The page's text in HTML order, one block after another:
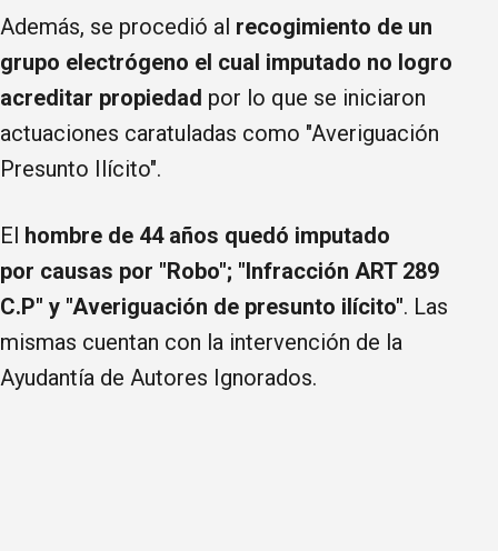
Además, se procedió al recogimiento de un
grupo electrógeno el cual imputado no logro
acreditar propiedad por lo que se iniciaron
actuaciones caratuladas como "Averiguación
Presunto Ilícito".
El hombre de 44 años quedó imputado
por causas por "Robo"; "Infracción ART 289
C.P" y "Averiguación de presunto ilícito". Las
mismas cuentan con la intervención de la
Ayudantía de Autores Ignorados.